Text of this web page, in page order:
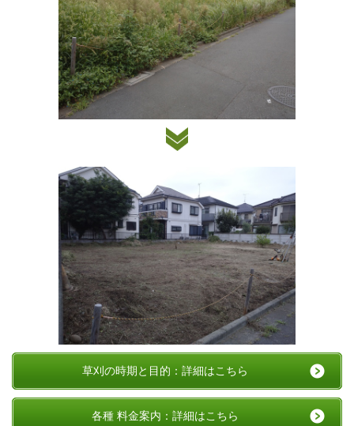
草刈の時期と目的：詳細はこちら
各種 料金案内：詳細はこちら